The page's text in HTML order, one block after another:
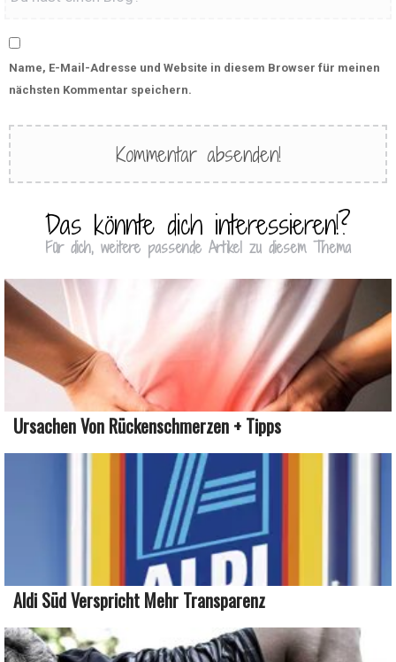
Name, E-Mail-Adresse und Website in diesem Browser für meinen
nächsten Kommentar speichern.
Das könnte dich interessieren!?
Für dich, weitere passende Artikel zu diesem Thema
Ursachen Von Rückenschmerzen + Tipps
Aldi Süd Verspricht Mehr Transparenz